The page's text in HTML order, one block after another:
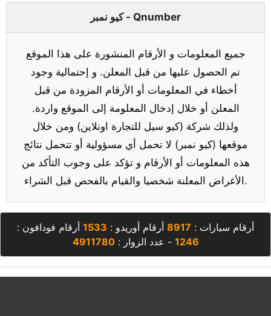
كيو نمبر - Qnumber
جميع المعلومات و الأرقام المنشورة على هذا الموقع
تم الحصول عليها من قبل المعلن. و إحتمالية وجود
أخطاء في المعلومات أو الأرقام المزودة من قبل
المعلن أو خلال إدخال المعلومة إلى الموقع واردة.
ولذلك شركة (كيو سيل للتجارة اونلاين) ومن خلال
موقعها (كيو نمبر) لا تحمل أي مسؤولية أو تتحمل نتائج
هذه المعلومات أو الأرقام و تؤكد على وجوب التأكد من
الأغراض المعلنة شخصيا والقيام بالفحص قبل الشراء.
أرقام سيارات : 8917 أرقام أوريدو : 1533 أرقام فودافون :
1246 - عدد الزوار :4911780